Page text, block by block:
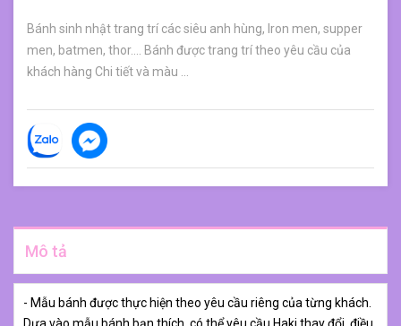
Bánh sinh nhật trang trí các siêu anh hùng, Iron men, supper
men, batmen, thor.... Bánh được trang trí theo yêu cầu của
khách hàng Chi tiết và màu ...
Mô tả
- Mẫu bánh được thực hiện theo yêu cầu riêng của từng khách.